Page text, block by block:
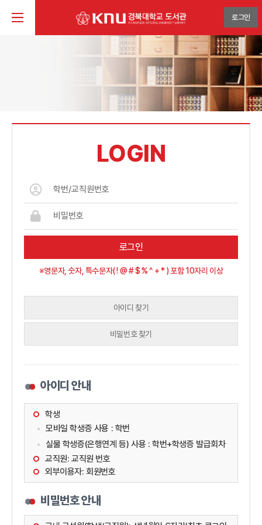
로그인
LOGIN
로그인
※영문자, 숫자, 특수문자( ! @ # $ % ^ + * ) 포함 10자리 이상
아이디 찾기
비밀번호 찾기
아이디 안내
학생
모바일 학생증 사용 : 학번
실물 학생증(은행연계 등) 사용 : 학번+학생증 발급회차
교직원: 교직원 번호
외부이용자: 회원번호
비밀번호 안내